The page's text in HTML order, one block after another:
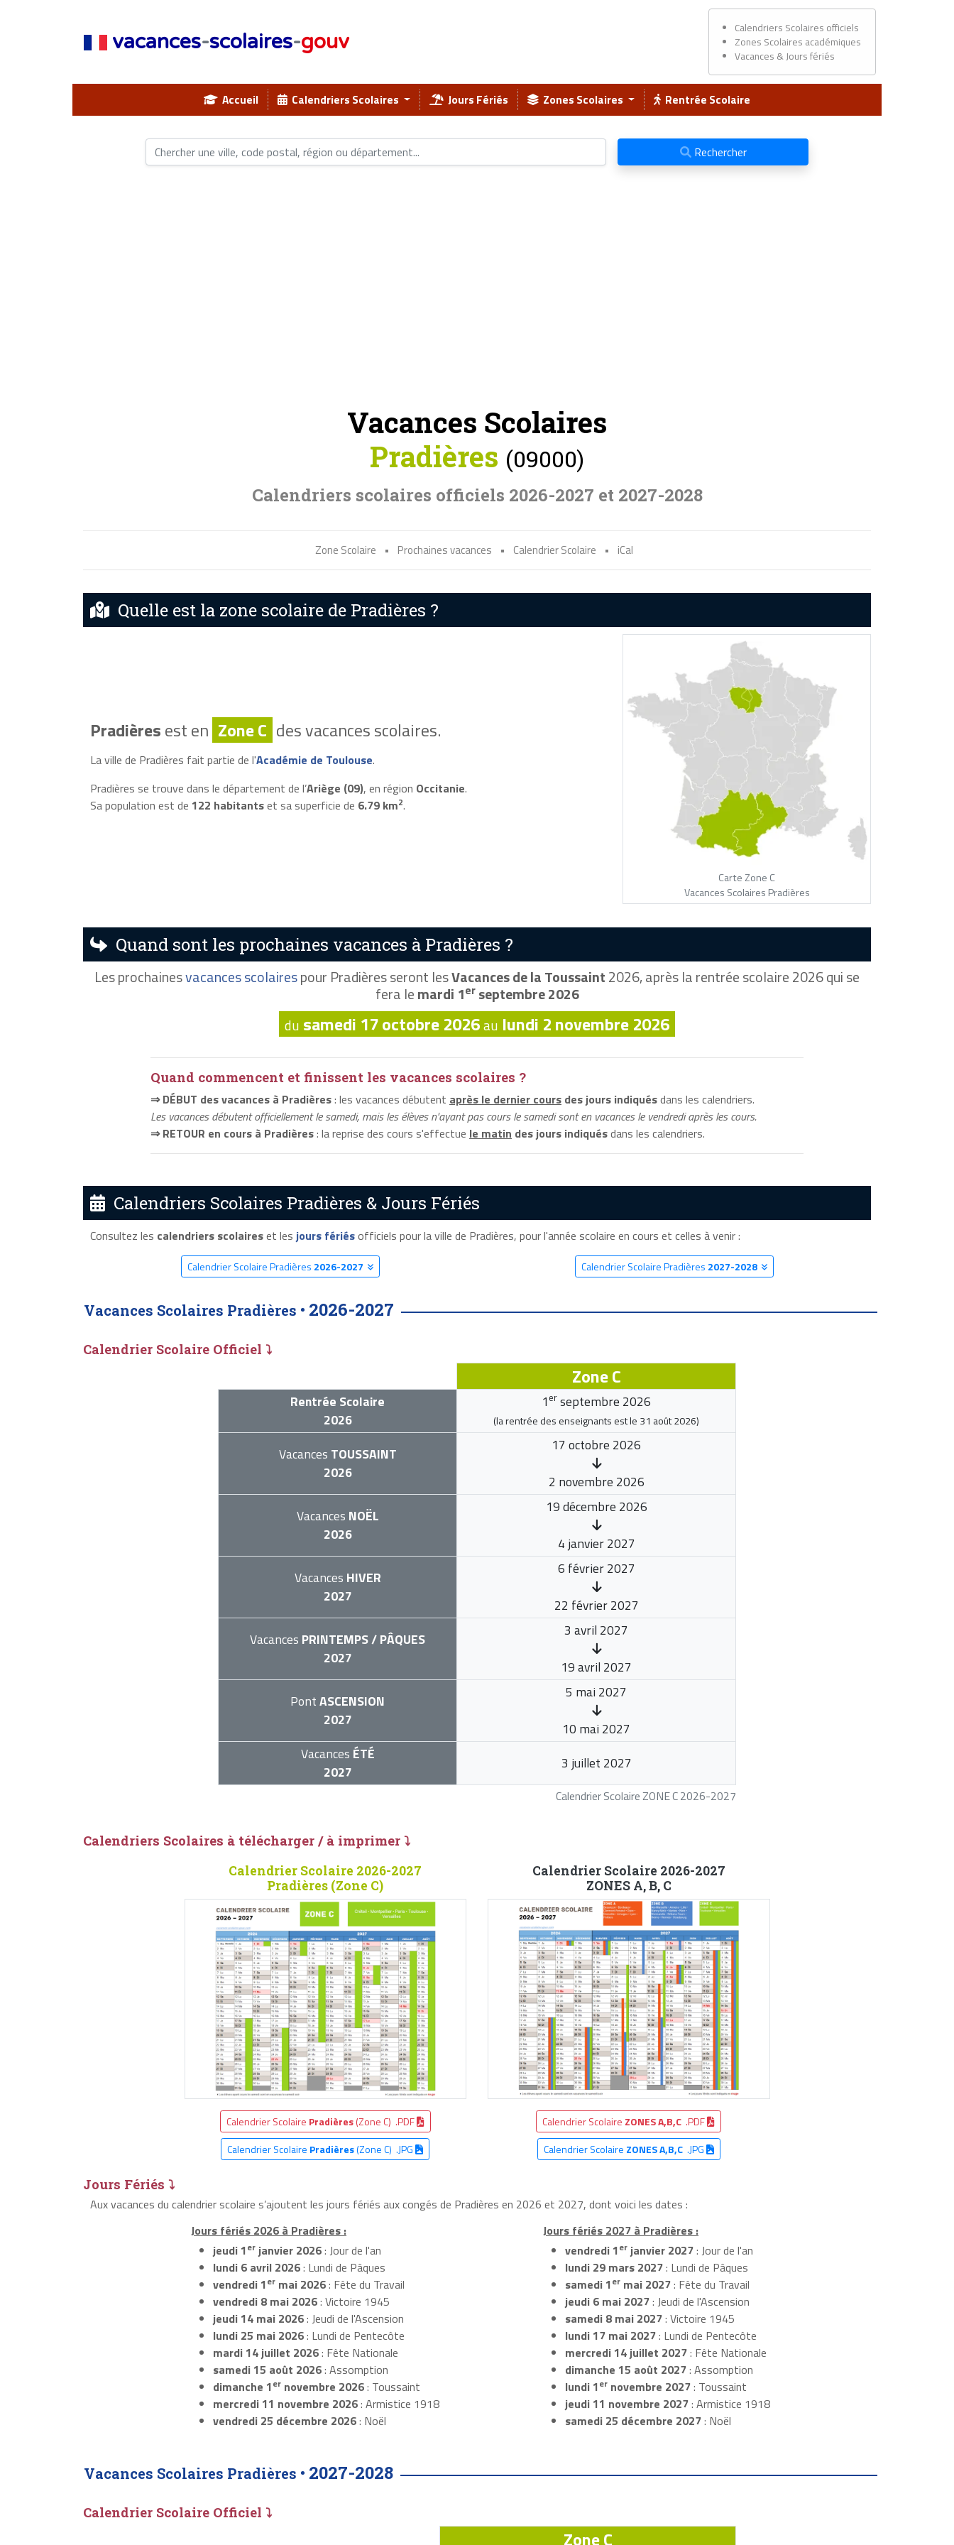
vacances-scolaires-gouv
Calendriers Scolaires officiels
Zones Scolaires académiques
Vacances & Jours fériés
Accueil Calendriers Scolaires Jours Fériés Zones Scolaires Rentrée Scolaire
Rechercher
Vacances Scolaires
Pradières (09000)
Calendriers scolaires officiels 2026-2027 et 2027-2028
Zone Scolaire • Prochaines vacances • Calendrier Scolaire • iCal
Quelle est la zone scolaire de Pradières ?
Pradièresest en Zone C des vacances scolaires.
La ville de Pradières fait partie de l'Académie de Toulouse.
Pradières se trouve dans le département de l’Ariège (09), en région Occitanie.
Sa population est de 122 habitantset sa superficie de 6.79 km2.
Carte Zone C
Vacances Scolaires Pradières
Quand sont les prochaines vacances à Pradières ?
Les prochainesvacances scolairespour Pradières seront lesVacances de la Toussaint2026, après la rentrée scolaire 2026 qui se
fera lemardi 1erseptembre 2026
du samedi 17 octobre 2026au lundi 2 novembre 2026
Quand commencent et finissent les vacances scolaires ?
⇒ DÉBUT des vacances à Pradières: les vacances débutent après le dernier cours des jours indiquésdans les calendriers.
Les vacances débutent officiellement le samedi, mais les élèves n'ayant pas cours le samedi sont en vacances le vendredi après les cours.
⇒ RETOUR en cours à Pradières: la reprise des cours s'effectue le matin des jours indiquésdans les calendriers.
Calendriers Scolaires Pradières & Jours Fériés
Consultez les calendriers scolaireset les jours fériésofficiels pour la ville de Pradières, pour l'année scolaire en cours et celles à venir :
Calendrier Scolaire Pradières 2026-2027 Calendrier Scolaire Pradières 2027-2028
Vacances Scolaires Pradières • 2026-2027
Calendrier Scolaire Officiel ⤵
Calendrier Scolaire ZONE C 2026-2027
Zone C
Rentrée Scolaire
2026
1 er septembre 2026
(la rentrée des enseignants est le 31 août 2026)
Vacances TOUSSAINT
2026
17 octobre 2026
2 novembre 2026
Vacances NOËL
2026
19 décembre 2026
4 janvier 2027
Vacances HIVER
2027
6 février 2027
22 février 2027
Vacances PRINTEMPS / PÂQUES
2027
3 avril 2027
19 avril 2027
PontASCENSION
2027
5 mai 2027
10 mai 2027
Vacances ÉTÉ
2027
3 juillet 2027
Calendriers Scolaires à télécharger / à imprimer ⤵
Calendrier Scolaire 2026-2027
Pradières (Zone C)
Calendrier Scolaire Pradières(Zone C) .PDF
Calendrier Scolaire Pradières(Zone C) .JPG
Calendrier Scolaire 2026-2027
ZONES A, B, C
Calendrier Scolaire ZONES A,B,C .PDF
Calendrier Scolaire ZONES A,B,C.JPG
Jours Fériés ⤵
Aux vacances du calendrier scolaire s’ajoutent les jours fériés aux congés de Pradières en 2026 et 2027, dont voici les dates :
Jours fériés 2026 à Pradières :
jeudi 1erjanvier 2026: Jour de l'an
lundi 6 avril 2026: Lundi de Pâques
vendredi 1ermai 2026: Fête du Travail
vendredi 8 mai 2026: Victoire 1945
jeudi 14 mai 2026: Jeudi de l'Ascension
lundi 25 mai 2026: Lundi de Pentecôte
mardi 14 juillet 2026: Fête Nationale
samedi 15 août 2026: Assomption
dimanche 1ernovembre 2026: Toussaint
mercredi 11 novembre 2026: Armistice 1918
vendredi 25 décembre 2026: Noël
Jours fériés 2027 à Pradières :
vendredi 1erjanvier 2027: Jour de l'an
lundi 29 mars 2027: Lundi de Pâques
samedi 1ermai 2027: Fête du Travail
jeudi 6 mai 2027: Jeudi de l'Ascension
samedi 8 mai 2027: Victoire 1945
lundi 17 mai 2027: Lundi de Pentecôte
mercredi 14 juillet 2027: Fête Nationale
dimanche 15 août 2027: Assomption
lundi 1ernovembre 2027: Toussaint
jeudi 11 novembre 2027: Armistice 1918
samedi 25 décembre 2027: Noël
Vacances Scolaires Pradières • 2027-2028
Calendrier Scolaire Officiel ⤵
Zone C